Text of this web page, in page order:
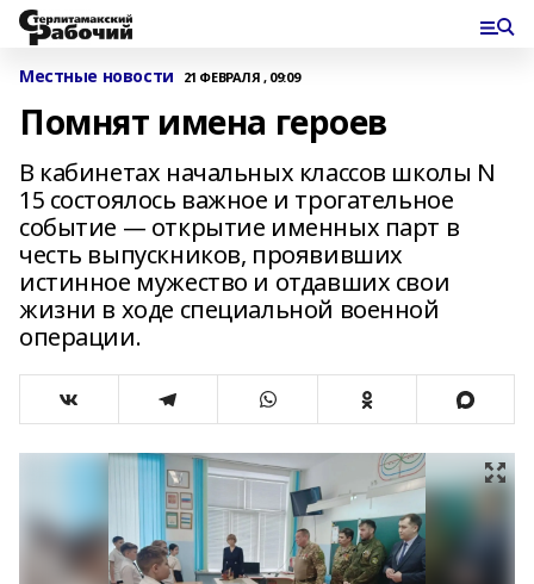
Местные новости 21 ФЕВРАЛЯ , 09:09
Помнят имена героев
В кабинетах начальных классов школы N
15 состоялось важное и трогательное
событие — открытие именных парт в
честь выпускников, проявивших
истинное мужество и отдавших свои
жизни в ходе специальной военной
операции.